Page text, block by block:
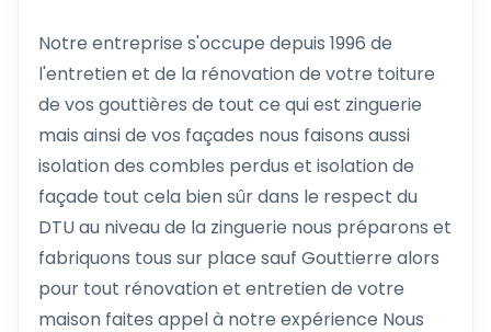
Notre entreprise s'occupe depuis 1996 de
l'entretien et de la rénovation de votre toiture
de vos gouttières de tout ce qui est zinguerie
mais ainsi de vos façades nous faisons aussi
isolation des combles perdus et isolation de
façade tout cela bien sûr dans le respect du
DTU au niveau de la zinguerie nous préparons et
fabriquons tous sur place sauf Gouttierre alors
pour tout rénovation et entretien de votre
maison faites appel à notre expérience Nous